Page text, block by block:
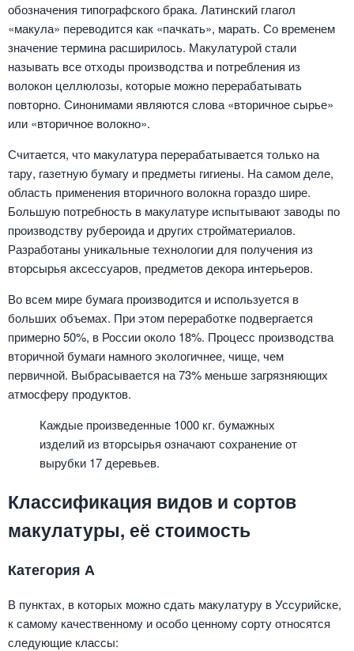
обозначения типографского брака. Латинский глагол
«макула» переводится как «пачкать», марать. Со временем
значение термина расширилось. Макулатурой стали
называть все отходы производства и потребления из
волокон целлюлозы, которые можно перерабатывать
повторно. Синонимами являются слова «вторичное сырье»
или «вторичное волокно».
Считается, что макулатура перерабатывается только на
тару, газетную бумагу и предметы гигиены. На самом деле,
область применения вторичного волокна гораздо шире.
Большую потребность в макулатуре испытывают заводы по
производству рубероида и других стройматериалов.
Разработаны уникальные технологии для получения из
вторсырья аксессуаров, предметов декора интерьеров.
Во всем мире бумага производится и используется в
больших объемах. При этом переработке подвергается
примерно 50%, в России около 18%. Процесс производства
вторичной бумаги намного экологичнее, чище, чем
первичной. Выбрасывается на 73% меньше загрязняющих
атмосферу продуктов.
Каждые произведенные 1000 кг. бумажных
изделий из вторсырья означают сохранение от
вырубки 17 деревьев.
Классификация видов и сортов
макулатуры, её стоимость
Категория А
В пунктах, в которых можно сдать макулатуру в Уссурийске,
к самому качественному и особо ценному сорту относятся
следующие классы: